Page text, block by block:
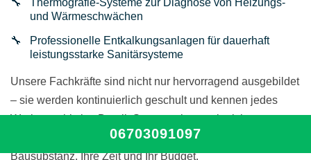
Thermografie-Systeme zur Diagnose von Heizungs-
und Wärmeschwächen
Professionelle Entkalkungsanlagen für dauerhaft
leistungsstarke Sanitärsysteme
Unsere Fachkräfte sind nicht nur hervorragend ausgebildet
– sie werden kontinuierlich geschult und kennen jedes
Werkzeug bis ins Detail. So garantieren wir nicht nur
effizientes Arbeiten, sondern schonen auch Ihre
Bausubstanz, Ihre Zeit und Ihr Budget.
06703091097